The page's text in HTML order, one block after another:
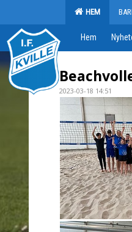
HEM
Hem
2023-03-18 14:51